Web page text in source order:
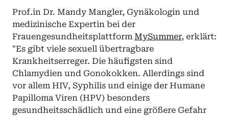
Prof.in Dr. Mandy Mangler, Gynäkologin und
medizinische Expertin bei der
Frauengesundheitsplattform MySummer, erklärt:
"Es gibt viele sexuell übertragbare
Krankheitserreger. Die häufigsten sind
Chlamydien und Gonokokken. Allerdings sind
vor allem HIV, Syphilis und einige der Humane
Papilloma Viren (HPV) besonders
gesundheitsschädlich und eine größere Gefahr